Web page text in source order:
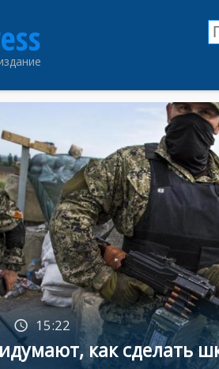
15:22
как сделать